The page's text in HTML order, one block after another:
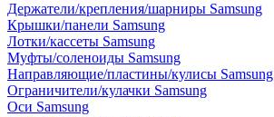
Держатели/крепления/шарниры Samsung
Крышки/панели Samsung
Лотки/кассеты Samsung
Муфты/соленоиды Samsung
Направляющие/пластины/кулисы Samsung
Ограничители/кулачки Samsung
Оси Samsung